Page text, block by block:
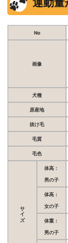
No
画像
犬種
原産地
抜け毛
毛質
毛色
サイズ
体高：
男の子
体高：
女の子
体重：
男の子